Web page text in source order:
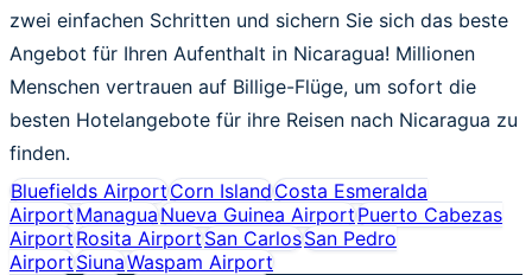
zwei einfachen Schritten und sichern Sie sich das beste
Angebot für Ihren Aufenthalt in Nicaragua! Millionen
Menschen vertrauen auf Billige-Flüge, um sofort die
besten Hotelangebote für ihre Reisen nach Nicaragua zu
finden.
Bluefields AirportCorn IslandCosta Esmeralda
AirportManaguaNueva Guinea AirportPuerto Cabezas
AirportRosita AirportSan CarlosSan Pedro
AirportSiunaWaspam Airport